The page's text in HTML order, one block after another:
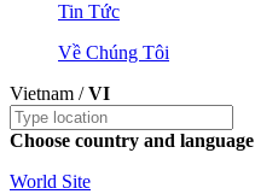
Tin Tức
Về Chúng Tôi
Vietnam /VI
Choose country and language
World Site